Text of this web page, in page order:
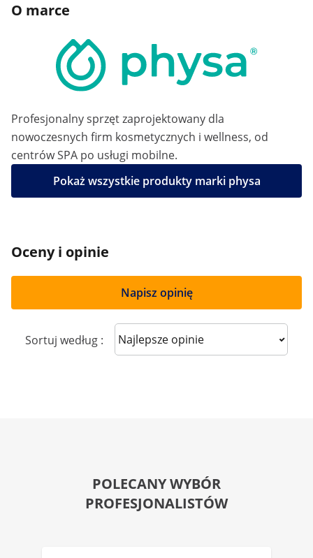
O marce
Profesjonalny sprzęt zaprojektowany dla
nowoczesnych firm kosmetycznych i wellness, od
centrów SPA po usługi mobilne.
Pokaż wszystkie produkty marki physa
Oceny i opinie
Napisz opinię
Sortuj według : Sort reviews
POLECANY WYBÓR
PROFESJONALISTÓW